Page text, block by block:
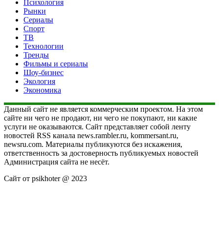
Психология
Рынки
Сериалы
Спорт
ТВ
Технологии
Тренды
Фильмы и сериалы
Шоу-бизнес
Экология
Экономика
Данный сайт не является коммерческим проектом. На этом
сайте ни чего не продают, ни чего не покупают, ни какие
услуги не оказываются. Сайт представляет собой ленту
новостей RSS канала news.rambler.ru, kommersant.ru,
newsru.com. Материалы публикуются без искажения,
ответственность за достоверность публикуемых новостей
Администрация сайта не несёт.
Сайт от psikhoter @ 2023